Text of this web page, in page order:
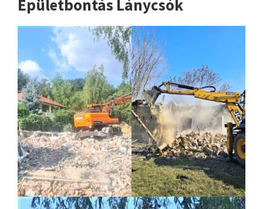
Épületbontás Lánycsók